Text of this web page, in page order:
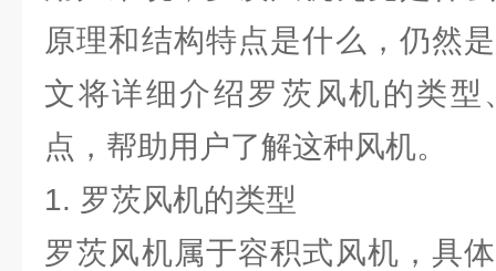
原理和结构特点是什么，仍然
文将详细介绍罗茨风机的类型
点，帮助用户了解这种风机。
1. 罗茨风机的类型
罗茨风机属于容积式风机，具